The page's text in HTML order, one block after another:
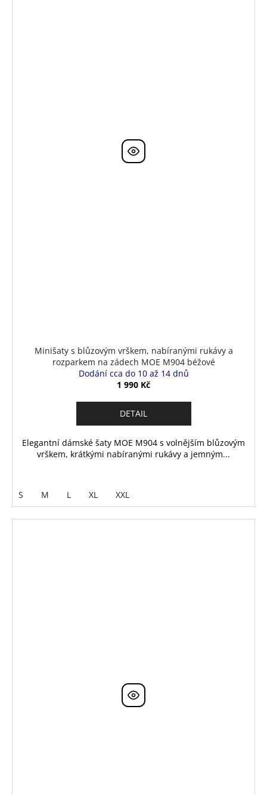
Minišaty s blůzovým vrškem, nabíranými rukávy a
rozparkem na zádech MOE M904 béžové
Dodání cca do 10 až 14 dnů
1 990 Kč
DETAIL
Elegantní dámské šaty MOE M904 s volnějším blůzovým
vrškem, krátkými nabíranými rukávy a jemným...
S M L XL XXL